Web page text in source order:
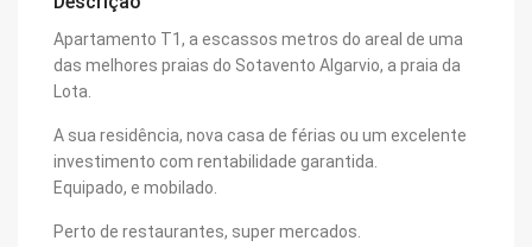
Apartamento T1, a escassos metros do areal de uma
das melhores praias do Sotavento Algarvio, a praia da
Lota.
A sua residência, nova casa de férias ou um excelente
investimento com rentabilidade garantida.
Equipado, e mobilado.
Perto de restaurantes, super mercados.